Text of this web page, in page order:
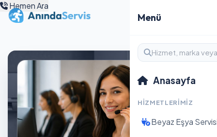
Menü
Anasayfa
HIZMETLERIMIZ
Beyaz Eşya
Hemen Ara